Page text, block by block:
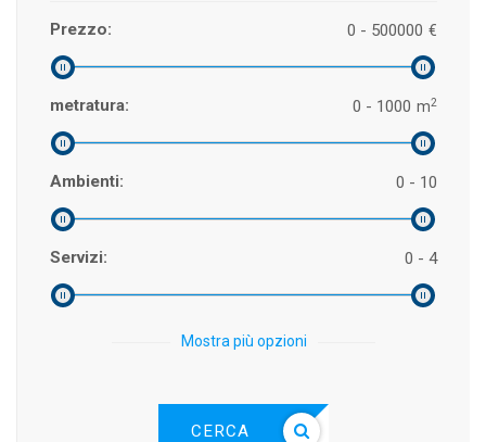
Prezzo: €
0 - 500000
metratura: m2
0 - 1000
Ambienti: 0 - 10
Servizi: 0 - 4
Mostra più opzioni
CERCA